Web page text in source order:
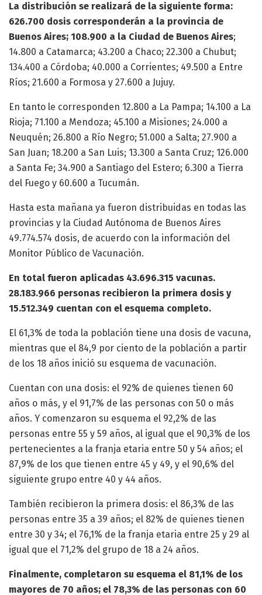
La distribución se realizará de la siguiente forma:
626.700 dosis corresponderán a la provincia de
Buenos Aires; 108.900 a la Ciudad de Buenos Aires;
14.800 a Catamarca; 43.200 a Chaco; 22.300 a Chubut;
134.400 a Córdoba; 40.000 a Corrientes; 49.500 a Entre
Ríos; 21.600 a Formosa y 27.600 a Jujuy.
En tanto le corresponden 12.800 a La Pampa; 14.100 a La
Rioja; 71.100 a Mendoza; 45.100 a Misiones; 24.000 a
Neuquén; 26.800 a Río Negro; 51.000 a Salta; 27.900 a
San Juan; 18.200 a San Luis; 13.300 a Santa Cruz; 126.000
a Santa Fe; 34.900 a Santiago del Estero; 6.300 a Tierra
del Fuego y 60.600 a Tucumán.
Hasta esta mañana ya fueron distribuidas en todas las
provincias y la Ciudad Autónoma de Buenos Aires
49.774.574 dosis, de acuerdo con la información del
Monitor Público de Vacunación.
En total fueron aplicadas 43.696.315 vacunas.
28.183.966 personas recibieron la primera dosis y
15.512.349 cuentan con el esquema completo.
El 61,3% de toda la población tiene una dosis de vacuna,
mientras que el 84,9 por ciento de la población a partir
de los 18 años inició su esquema de vacunación.
Cuentan con una dosis: el 92% de quienes tienen 60
años o más, y el 91,7% de las personas con 50 o más
años. Y comenzaron su esquema el 92,2% de las
personas entre 55 y 59 años, al igual que el 90,3% de los
pertenecientes a la franja etaria entre 50 y 54 años; el
87,9% de los que tienen entre 45 y 49, y el 90,6% del
siguiente grupo entre 40 y 44 años.
También recibieron la primera dosis: el 86,3% de las
personas entre 35 a 39 años; el 82% de quienes tienen
entre 30 y 34; el 76,1% de la franja etaria entre 25 y 29 al
igual que el 71,2% del grupo de 18 a 24 años.
Finalmente, completaron su esquema el 81,1% de los
mayores de 70 años; el 78,3% de las personas con 60